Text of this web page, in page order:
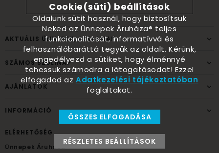
AKTUÁLIS ÜNNEPEK, ALKALMAK
SZÁMOS SZÜLINAP
AJÁNLATOK
INFORMÁCIÓ
ELÉRHETŐSÉG
Ünnepek Áruháza
Cookie(süti) beállítások
Oldalunk sütit használ, hogy biztosítsuk
Neked az Ünnepek Áruháza® teljes
funkcionalitását, informatívvá és
felhasználóbaráttá tegyük az oldalt. Kérünk,
engedélyezd a sütiket, hogy élménnyé
tehessük számodra a látogatásodat! Ezzel
elfogadod azAdatkezelési tájékoztatóban
foglaltakat.
ÖSSZES ELFOGADÁSA
RÉSZLETES BEÁLLÍTÁSOK